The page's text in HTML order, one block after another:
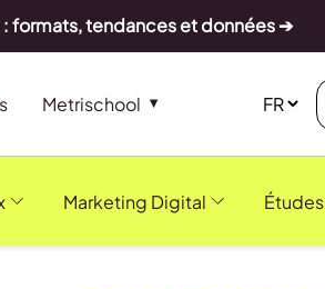
: formats, tendances et données ➔
Metrischool
Marketing Digital Études